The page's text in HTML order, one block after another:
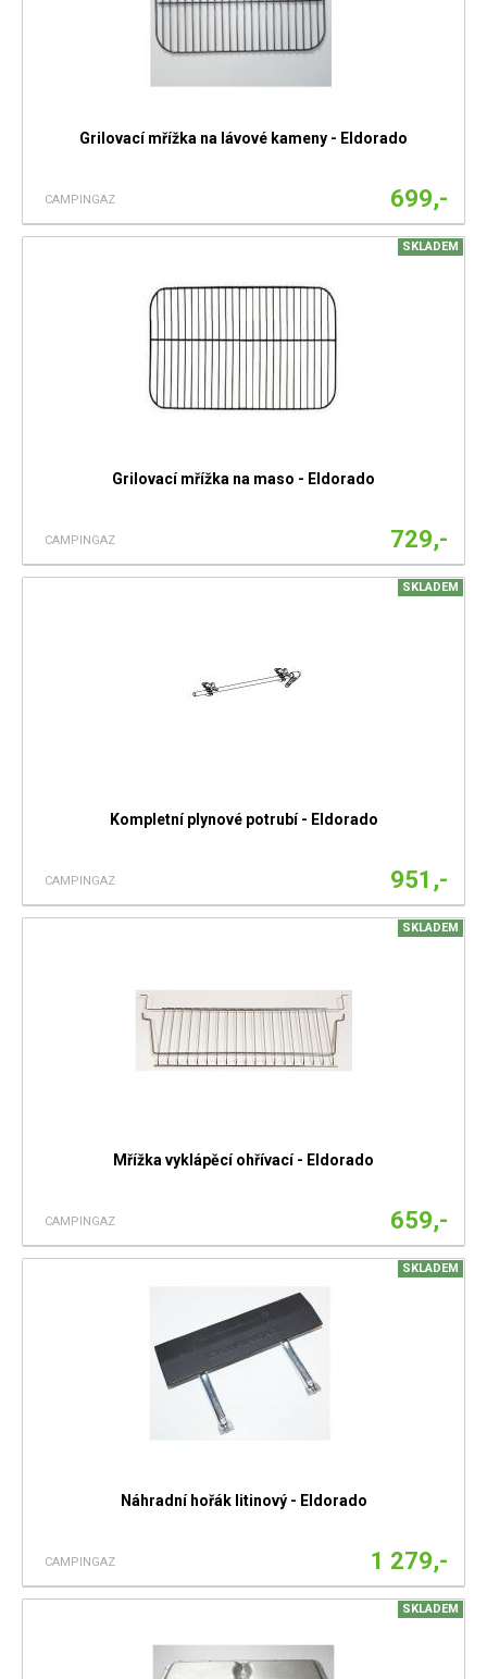
Grilovací mřížka na lávové kameny - Eldorado
CAMPINGAZ 699,-
SKLADEM
Grilovací mřížka na maso - Eldorado
CAMPINGAZ 729,-
SKLADEM
Kompletní plynové potrubí - Eldorado
CAMPINGAZ 951,-
SKLADEM
Mřížka vyklápěcí ohřívací - Eldorado
CAMPINGAZ 659,-
SKLADEM
Náhradní hořák litinový - Eldorado
CAMPINGAZ 1 279,-
SKLADEM